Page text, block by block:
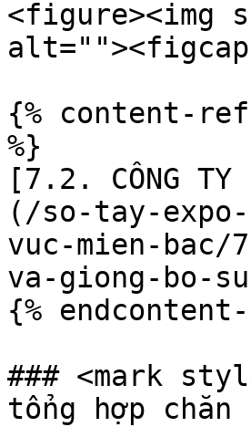
<figure><img
{% content-ref
%}
[7.2. CÔNG TY
(/so-tay-
vuc-mien-bac/
va-giong-bo-
{%
### <mark
tổng hợp chăn